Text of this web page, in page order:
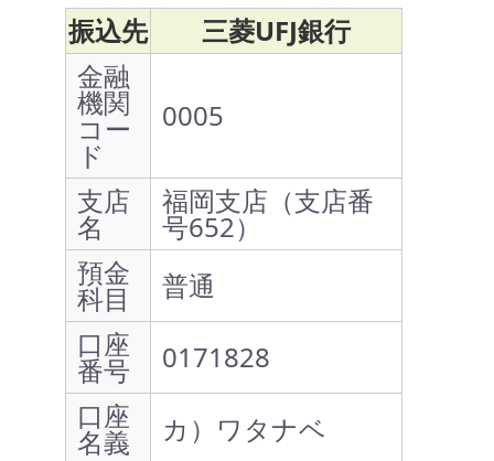
振込先
三菱UFJ銀行
金融
機関
コー
ド
0005
支店
名
福岡支店（支店番
号652）
預金
科目
普通
口座
番号
0171828
口座
名義
カ）ワタナベ